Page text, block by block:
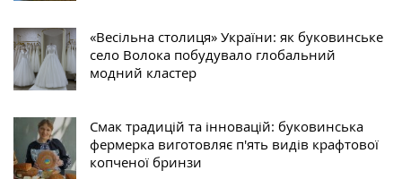
«Весільна столиця» України: як буковинське
село Волока побудувало глобальний
модний кластер
Смак традицій та інновацій: буковинська
фермерка виготовляє п'ять видів крафтової
копченої бринзи